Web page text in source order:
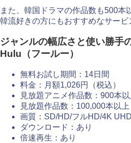
また、韓国ドラマの作品数も500本
韓流好きの方にもおすすめなサービ
ジャンルの幅広さと使い勝手
Hulu（フールー）
無料お試し期間：14日間
料金：月額1,026円（税込）
見放題アニメ作品数：900本以
見放題作品数：100,000本以上
画質：SD/HD/フルHD/4K UHD
ダウンロード：あり
倍速再生：あり